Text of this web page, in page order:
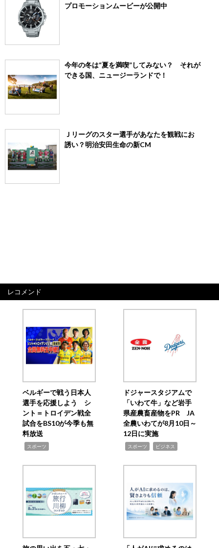
プロモーションムービーが公開中
今年の冬は“夏を満喫”してみない？ それが
できる国、ニュージーランドで！
Ｊリーグのスター選手があなたを観戦にお
誘い？明治安田生命の新CM
レコメンド
ベルギーで戦う日本人
選手を応援しよう シ
ント＝トロイデン戦全
試合をBS10が今季も無
料放送
スポーツ
ドジャースタジアムで
「いわて牛」など岩手
県産農畜産物をPR JA
全農いわてが8月10日～
12日に実施
スポーツ ビジネス